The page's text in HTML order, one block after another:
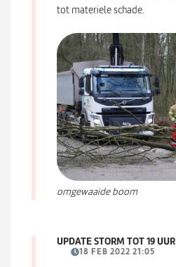
tot materiele schade.
omgewaaide boom
UPDATE STORM TOT 19 UUR
18 FEB 2022 21:05